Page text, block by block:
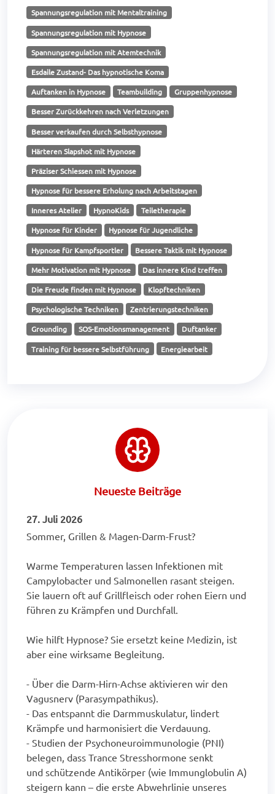
Spannungsregulation mit Mentaltraining
Spannungsregulation mit Hypnose
Spannungsregulation mit Atemtechnik
Esdaile Zustand- Das hypnotische Koma
Auftanken in Hypnose Teambuilding Gruppenhypnose
Besser Zurückkehren nach Verletzungen
Besser verkaufen durch Selbsthypnose
Härteren Slapshot mit Hypnose
Präziser Schiessen mit Hypnose
Hypnose für bessere Erholung nach Arbeitstagen
Inneres Atelier HypnoKids Teiletherapie
Hypnose für Kinder Hypnose für Jugendliche
Hypnose für Kampfsportler Bessere Taktik mit Hypnose
Mehr Motivation mit Hypnose Das innere Kind treffen
Die Freude finden mit Hypnose Klopftechniken
Psychologische Techniken Zentrierungstechniken
Grounding SOS-Emotionsmanagement Duftanker
Training für bessere Selbstführung Energiearbeit
Neueste Beiträge
27. Juli 2026
Sommer, Grillen & Magen-Darm-Frust?
Warme Temperaturen lassen Infektionen mit
Campylobacter und Salmonellen rasant steigen.
Sie lauern oft auf Grillfleisch oder rohen Eiern und
führen zu Krämpfen und Durchfall.
Wie hilft Hypnose? Sie ersetzt keine Medizin, ist
aber eine wirksame Begleitung.
- Über die Darm-Hirn-Achse aktivieren wir den
Vagusnerv (Parasympathikus).
- Das entspannt die Darmmuskulatur, lindert
Krämpfe und harmonisiert die Verdauung.
- Studien der Psychoneuroimmunologie (PNI)
belegen, dass Trance Stresshormone senkt
und schützende Antikörper (wie Immunglobulin A)
steigern kann – die erste Abwehrlinie unseres